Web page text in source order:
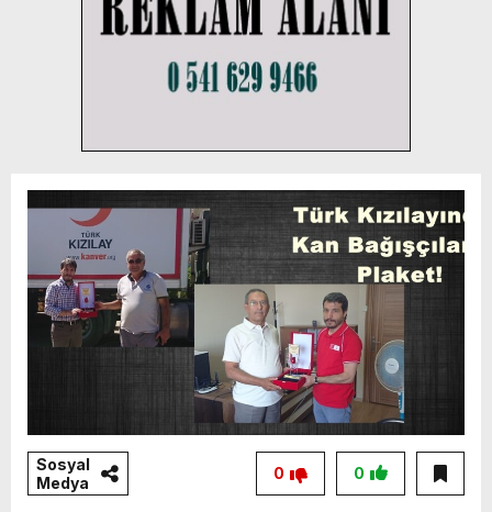
Sosyal
Medya
0
0